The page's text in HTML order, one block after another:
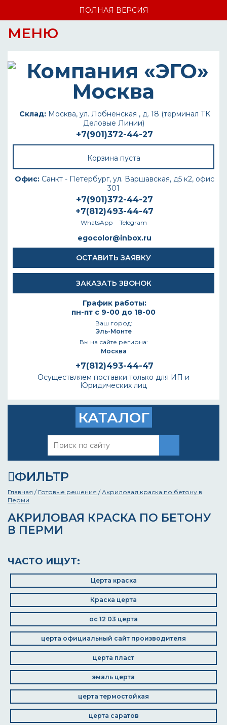
ПОЛНАЯ ВЕРСИЯ
МЕНЮ
Склад:Москва, ул. Лобненская , д. 18 (терминал ТК
Деловые Линии)
+7(901)372-44-27
Корзина пуста
Офис: Санкт - Петербург, ул. Варшавская, д5 к2, офис
301
+7(901)372-44-27
+7(812)493-44-47
WhatsApp Telegram
egocolor@inbox.ru
ОСТАВИТЬ ЗАЯВКУ
ЗАКАЗАТЬ ЗВОНОК
График работы:
пн-пт с 9-00 до 18-00
Ваш город:
Эль-Монте
Вы на сайте региона:
Москва
+7(812)493-44-47
Осуществляем поставки только для ИП и
Юридических лиц
КАТАЛОГ
ФИЛЬТР
Главная / Готовые решения /Акриловая краска по бетону в
Перми
АКРИЛОВАЯ КРАСКА ПО БЕТОНУ
В ПЕРМИ
ЧАСТО ИЩУТ:
Церта краска
Краска церта
ос 12 03 церта
церта официальный сайт производителя
церта пласт
эмаль церта
церта термостойкая
церта саратов